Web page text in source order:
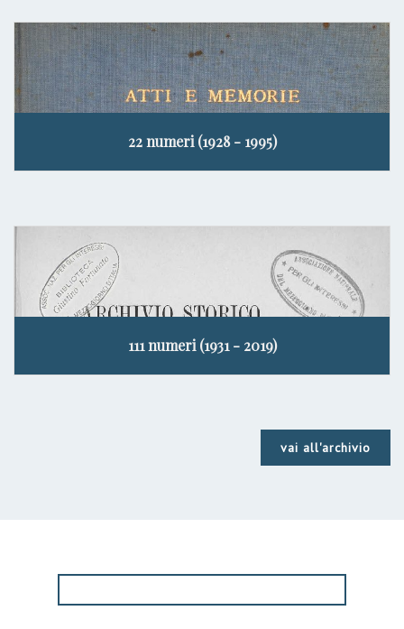
22 numeri (1928 - 1995)
111 numeri (1931 - 2019)
vai all'archivio